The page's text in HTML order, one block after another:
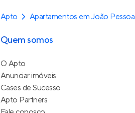
Apto Apartamentos em João Pessoa
Quem somos
O Apto
Anunciar imóveis
Cases de Sucesso
Apto Partners